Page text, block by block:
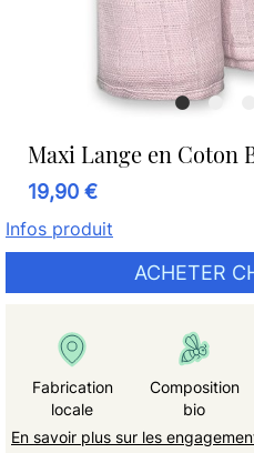
Maxi Lange en Coton
19,90 €
Infos produit
ACHETER
Fabrication
locale
Composition
bio
En savoir plus sur les